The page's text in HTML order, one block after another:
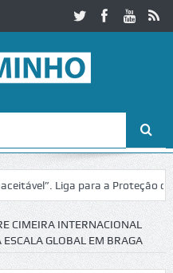
Liga para a Proteção da
do Castelo de Cerveira
CIMEIRA INTERNACIONAL
GLOBAL EM BRAGA